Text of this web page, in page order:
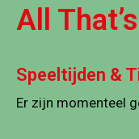
All
Speeltijden &
Er zijn momenteel